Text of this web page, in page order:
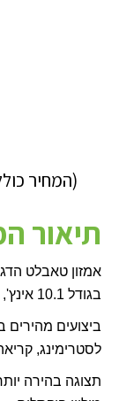
(המחיר
תיאור
אמזון טאבלט הדגם החדש
בגודל 10.1 אינץ', רזולוציה
ביצועים מהירים ב-25% יותר מהדור
לסטרימינג,